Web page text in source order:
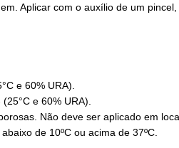
Aplicar com o auxílio de um
e 60% URA).
e 60% URA).
Não deve ser aplicado em
de 10ºC ou acima de 37ºC.